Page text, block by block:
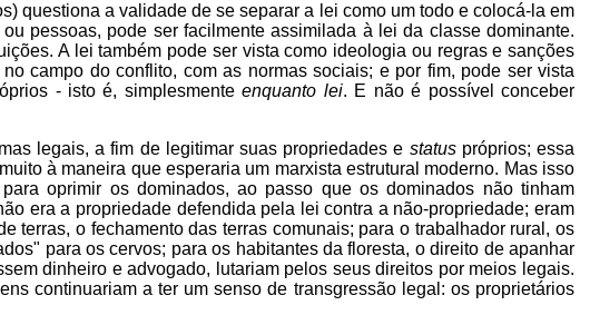
questiona a validade de se separar a lei como um todo e colocá-la em
pessoas, pode ser facilmente assimilada à lei da classe dominante.
A lei também pode ser vista como ideologia ou regras e sanções
campo do conflito, com as normas sociais; e por fim, pode ser vista
- isto é, simplesmenteenquanto lei. E não é possível conceber
legais, a fim de legitimar suas propriedades e statuspróprios; essa
à maneira que esperaria um marxista estrutural moderno. Mas isso
oprimir os dominados, ao passo que os dominados não tinham
era a propriedade defendida pela lei contra a não-propriedade; eram
terras, o fechamento das terras comunais; para o trabalhador rural, os
para os cervos; para os habitantes da floresta, o direito de apanhar
dinheiro e advogado, lutariam pelos seus direitos por meios legais.
continuariam a ter um senso de transgressão legal: os proprietários